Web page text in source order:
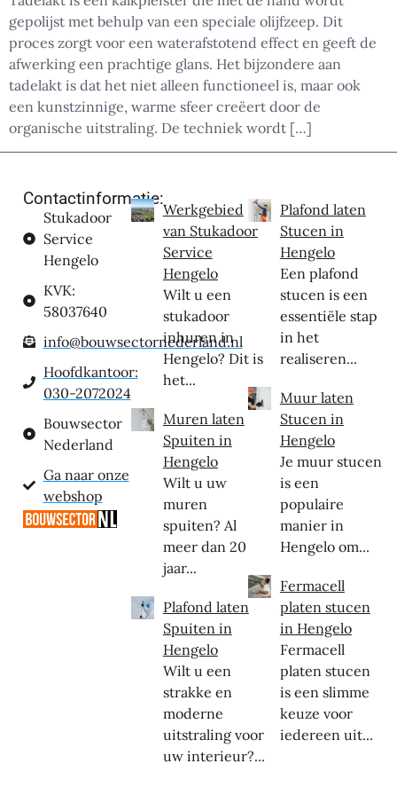
gepolijst met behulp van een speciale olijfzeep. Dit
proces zorgt voor een waterafstotend effect en geeft de
afwerking een prachtige glans. Het bijzondere aan
tadelakt is dat het niet alleen functioneel is, maar ook
een kunstzinnige, warme sfeer creëert door de
organische uitstraling. De techniek wordt […]
Contactinformatie:
Stukadoor
Service
Hengelo
KVK:
58037640
info@bouwsectornederland.nl
Hoofdkantoor:
030-2072024
Bouwsector
Nederland
Ga naar onze
webshop
Werkgebied
van Stukadoor
Service
Hengelo
Wilt u een
stukadoor
inhuren in
Hengelo? Dit is
het...
Muren laten
Spuiten in
Hengelo
Wilt u uw
muren
spuiten? Al
meer dan 20
jaar...
Plafond laten
Spuiten in
Hengelo
Wilt u een
strakke en
moderne
uitstraling voor
uw interieur?...
Plafond laten
Stucen in
Hengelo
Een plafond
stucen is een
essentiële stap
in het
realiseren...
Muur laten
Stucen in
Hengelo
Je muur stucen
is een
populaire
manier in
Hengelo om...
Fermacell
platen stucen
in Hengelo
Fermacell
platen stucen
is een slimme
keuze voor
iedereen uit...